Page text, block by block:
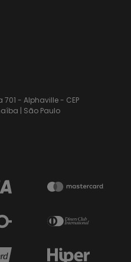
- Alphaville - CEP
| São Paulo